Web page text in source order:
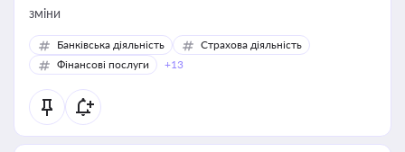
зміни
Банківська діяльність
Страхова діяльність
Фінансові послуги
+13